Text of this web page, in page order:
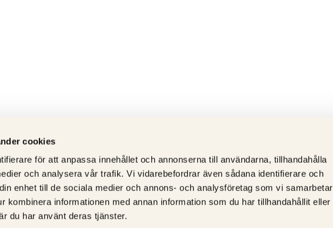
cookies
för att anpassa innehållet och annonserna till användarna, tillhandahålla
och analysera vår trafik. Vi vidarebefordrar även sådana identifierare och
enhet till de sociala medier och annons- och analysföretag som vi samarbetar
kombinera informationen med annan information som du har tillhandahållit eller
du har använt deras tjänster.